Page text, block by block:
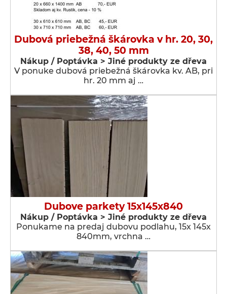
Dubová priebežná škárovka v hr. 20, 30,
38, 40, 50 mm
Nákup / Poptávka > Jiné produkty ze dřeva
V ponuke dubová priebežná škárovka kv. AB, pri
hr. 20 mm aj …
Dubove parkety 15x145x840
Nákup / Poptávka > Jiné produkty ze dřeva
Ponukame na predaj dubovu podlahu, 15x 145x
840mm, vrchna …